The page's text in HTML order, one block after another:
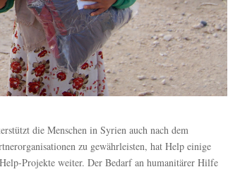
die Menschen in Syrien auch nach dem
zu gewährleisten, hat Help einige
Projekte weiter. Der Bedarf an humanitärer Hilfe